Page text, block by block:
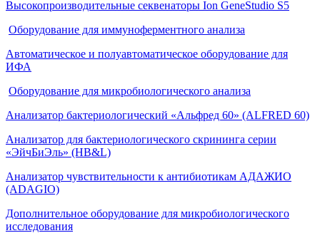
Высокопроизводительные секвенаторы Ion GeneStudio S5
Оборудование для иммуноферментного анализа
Автоматическое и полуавтоматическое оборудование для
ИФА
Оборудование для микробиологического анализа
Анализатор бактериологический «Альфред 60» (ALFRED 60)
Анализатор для бактериологического скрининга серии
«ЭйчБиЭль» (HB&L)
Анализатор чувствительности к антибиотикам АДАЖИО
(ADAGIO)
Дополнительное оборудование для микробиологического
исследования